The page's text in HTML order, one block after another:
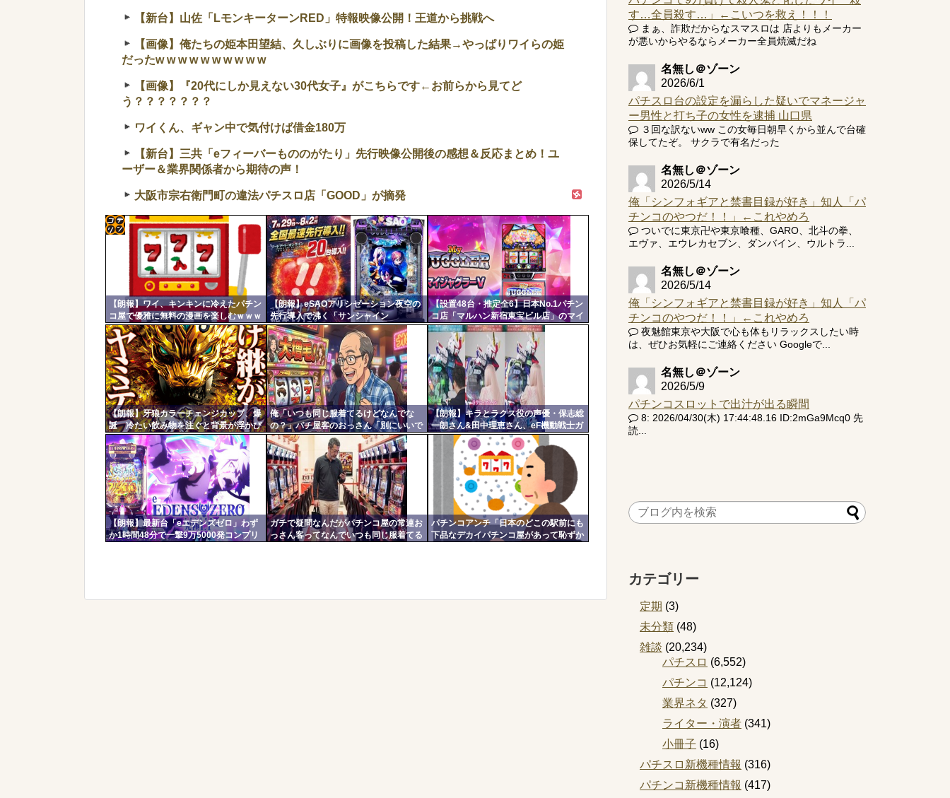
【新台】山佐「LモンキーターンRED」特報映像公開！王道から挑戦へ
【画像】俺たちの姫本田望結、久しぶりに画像を投稿した結果→やっぱりワイらの姫
だったw w w w w w w w w w
【画像】『20代にしか見えない30代女子』がこちらです←お前らから見てど
う？？？？？？？
ワイくん、ギャン中で気付けば借金180万
【新台】三共「eフィーバーもののがたり」先行映像公開後の感想＆反応まとめ！ユ
ーザー＆業界関係者から期待の声！
大阪市宗右衛門町の違法パチスロ店「GOOD」が摘発
【朗報】ワイ、キンキンに冷えたパチン
コ屋で優雅に無料の漫画を楽しむｗｗｗ
ｗ
【朗報】eSAOアリシゼーション夜空の
先行導入で沸く「サンシャイン
KYORAKU平針」2日連続で総差枚10万
枚超えの祭りを開催中ｗｗｗｗ
【設置48台・推定全6】日本No.1パチン
コ店「マルハン新宿東宝ビル店」のマイ
ジャグラー、とんでもない事になるｗｗ
ｗｗｗ
【朗報】牙狼カラーチェンジカップ、爆
誕 冷たい飲み物を注ぐと背景が浮かび
上がる
俺「いつも同じ服着てるけどなんでな
の？」パチ屋客のおっさん「別にいいで
しょ！！！」←コイツｗｗ
【朗報】キラとラクス役の声優・保志総
一朗さん&田中理恵さん、eF機動戦士ガ
ンダムSEEDクライマックスを打つｗｗ
【朗報】最新台「eエデンズゼロ」わず
か1時間48分で一撃9万5000発コンプリ
ガチで疑問なんだがパチンコ屋の常連お
っさん客ってなんでいつも同じ服着てる
パチンコアンチ「日本のどこの駅前にも
下品なデカイパチンコ屋があって恥ずか
定リ
ンク
自動
更新
ツー
ル
す…全員殺す…」←こいつを救え！！！
まぁ、詐欺だからなスマスロは 店よりもメーカー
が悪いからやるならメーカー全員焼滅だね
名無し＠ゾーン
2026/6/1
パチスロ台の設定を漏らした疑いでマネージャ
ー男性と打ち子の女性を逮捕 山口県
３回な訳ないww この女毎日朝早くから並んで台確
保してたぞ。 サクラで有名だった
名無し＠ゾーン
2026/5/14
俺「シンフォギアと禁書目録が好き」知人「パ
チンコのやつだ！！」←これやめろ
ついでに東京卍や東京喰種、GARO、北斗の拳、
エヴァ、エウレカセブン、ダンバイン、ウルトラ...
名無し＠ゾーン
2026/5/14
俺「シンフォギアと禁書目録が好き」知人「パ
チンコのやつだ！！」←これやめろ
夜魅館東京や大阪で心も体もリラックスしたい時
は、ぜひお気軽にご連絡ください Googleで...
名無し＠ゾーン
2026/5/9
パチンコスロットで出汁が出る瞬間
8: 2026/04/30(木) 17:44:48.16 ID:2mGa9Mcq0 先
読...
カテゴリー
定期 (3)
未分類 (48)
雑談 (20,234)
パチスロ (6,552)
パチンコ (12,124)
業界ネタ (327)
ライター・演者 (341)
小冊子 (16)
パチスロ新機種情報 (316)
パチンコ新機種情報 (417)